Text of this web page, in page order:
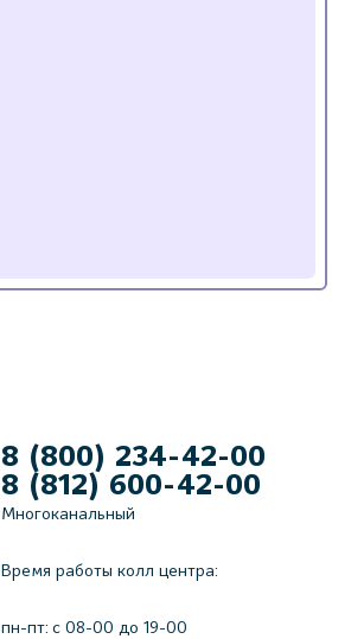
8 (800) 234-42-00
8 (812) 600-42-00
Многоканальный
Время работы колл центра:
пн-пт: c 08-00 до 19-00